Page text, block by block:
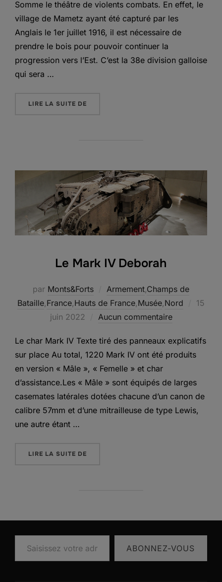
Somme le théâtre de violents combats. En effet, le
village de Mametz ayant été capturé par les
Anglais le 1er juillet 1916, il est nécessaire de
prendre le bois pour pouvoir continuer la
progression vers l’Est. C’est la 38e division galloise
qui sera …
LIRE LA SUITE DE
Le Mark IV Deborah
par Monts&Forts Armement,Champs de
Bataille,France,Hauts de France,Musée,Nord
Publié
15
juin 2022
Aucun commentaire
Le char Mark IV Texte tiré des panneaux explicatifs
sur place Au total, 1220 Mark IV ont été produits
en version « Mâle », « Femelle » et char
d’assistance.Les « Mâle » sont équipés de larges
casemates latérales dotées chacune d’un canon de
calibre 57mm et d’une mitrailleuse de type Lewis,
une autre étant …
LIRE LA SUITE DE
Saisissez votre adresse e-mail…
ABONNEZ-VOUS